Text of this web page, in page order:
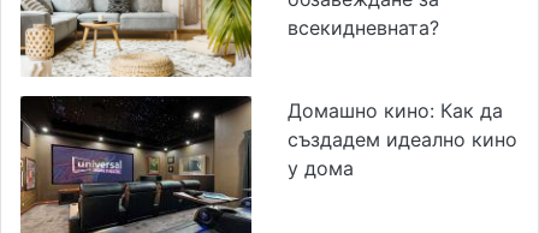
всекидневната?
Домашно кино: Как да
създадем идеално кино
у дома